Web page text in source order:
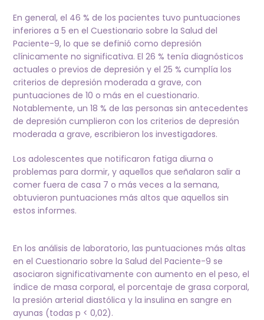
En general, el 46 % de los pacientes tuvo puntuaciones
inferiores a 5 en el Cuestionario sobre la Salud del
Paciente-9, lo que se definió como depresión
clínicamente no significativa. El 26 % tenía diagnósticos
actuales o previos de depresión y el 25 % cumplía los
criterios de depresión moderada a grave, con
puntuaciones de 10 o más en el cuestionario.
Notablemente, un 18 % de las personas sin antecedentes
de depresión cumplieron con los criterios de depresión
moderada a grave, escribieron los investigadores.
Los adolescentes que notificaron fatiga diurna o
problemas para dormir, y aquellos que señalaron salir a
comer fuera de casa 7 o más veces a la semana,
obtuvieron puntuaciones más altos que aquellos sin
estos informes.
En los análisis de laboratorio, las puntuaciones más altas
en el Cuestionario sobre la Salud del Paciente-9 se
asociaron significativamente con aumento en el peso, el
índice de masa corporal, el porcentaje de grasa corporal,
la presión arterial diastólica y la insulina en sangre en
ayunas (todas p < 0,02).